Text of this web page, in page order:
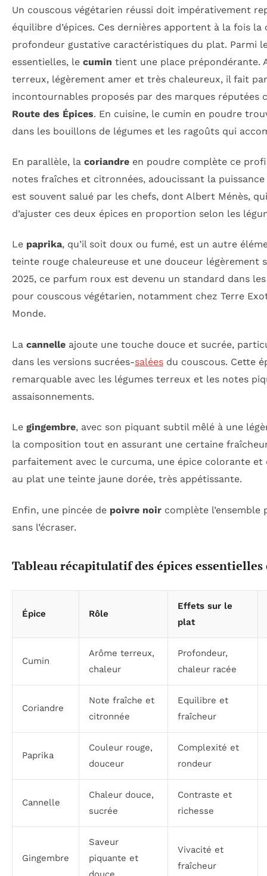
Un couscous végétarien réussi doit impérativement
équilibre d’épices. Ces dernières apportent à la fois la
profondeur gustative caractéristiques du plat. Parmi
essentielles, le cumin tient une place prépondérante.
terreux, légèrement amer et très chaleureux, il fait
incontournables proposés par des marques réputées
Route des Épices. En cuisine, le cumin en poudre
dans les bouillons de légumes et les ragoûts qui
En parallèle, la coriandre en poudre complète ce
notes fraîches et citronnées, adoucissant la
est souvent salué par les chefs, dont Albert Ménès,
d’ajuster ces deux épices en proportion selon les
Le paprika, qu’il soit doux ou fumé, est un autre
teinte rouge chaleureuse et une douceur légèrement
2025, ce parfum roux est devenu un standard dans les
pour couscous végétarien, notamment chez Terre
Monde.
La cannelle ajoute une touche douce et sucrée,
dans les versions sucrées-salées du couscous. Cette
remarquable avec les légumes terreux et les notes
assaisonnements.
Le gingembre, avec son piquant subtil mêlé à une
la composition tout en assurant une certaine
parfaitement avec le curcuma, une épice colorante
au plat une teinte jaune dorée, très appétissante.
Enfin, une pincée de poivre noir complète
sans l’écraser.
Tableau récapitulatif des épices
Épice Rôle
Effets sur le
plat
Cumin
Arôme terreux,
chaleur
Profondeur,
chaleur racée
Coriandre
Note fraîche et
citronnée
Equilibre et
fraîcheur
Paprika
Couleur rouge,
douceur
Complexité et
rondeur
Cannelle
Chaleur douce,
sucrée
Contraste et
richesse
Gingembre
Saveur
piquante et
Vivacité et
fraîcheur